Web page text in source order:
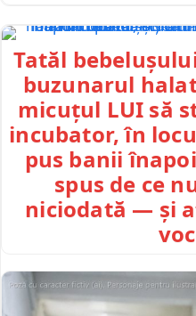
Tatăl
buzunarul
micuțul LUI să
incubator, în
pus banii
spus de ce
niciodată — și